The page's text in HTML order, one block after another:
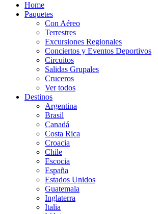
Home
Paquetes
Con Aéreo
Terrestres
Excursiones Regionales
Conciertos y Eventos Deportivos
Circuitos
Salidas Grupales
Cruceros
Ver todos
Destinos
Argentina
Brasil
Canadá
Costa Rica
Croacia
Chile
Escocia
España
Estados Unidos
Guatemala
Inglaterra
Italia